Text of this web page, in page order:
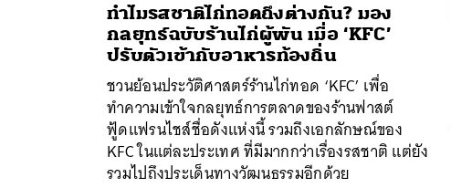
ทำไมรสชาติไก่ทอดถึงต่างกัน? มอง
กลยุทธ์ฉบับร้านไก่ผู้พัน เมื่อ ‘KFC’
ปรับตัวเข้ากับอาหารท้องถิ่น
ชวนย้อนประวัติศาสตร์ร้านไก่ทอด ‘KFC’ เพื่อ
ทำความเข้าใจกลยุทธ์การตลาดของร้านฟาสต์
ฟู้ดแฟรนไชส์ชื่อดังแห่งนี้ รวมถึงเอกลักษณ์ของ
KFC ในแต่ละประเทศ ที่มีมากกว่าเรื่องรสชาติ แต่ยัง
รวมไปถึงประเด็นทางวัฒนธรรมอีกด้วย